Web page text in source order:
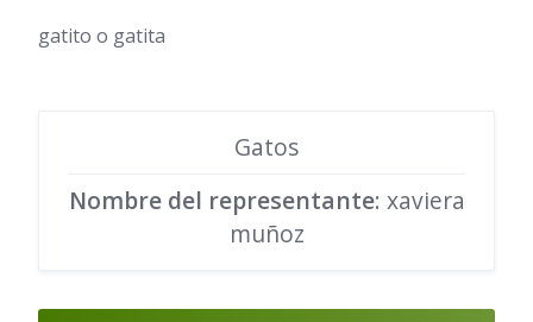
gatito o gatita
Gatos
Nombre del representante: xaviera
muñoz